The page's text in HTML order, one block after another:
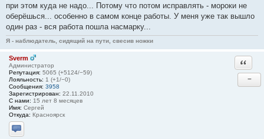
при этом куда не надо... Потому что потом исправлять - мороки не
оберёшься... особенно в самом конце работы. У меня уже так вышло
один раз - вся работа пошла насмарку...
Я - наблюдатель, сидящий на пути, свесив ножки
Sverm
Администратор
Репутация: 5065 (+5124/−59)
Лояльность: 1 (+1/−0)
Сообщения: 3958
Зарегистрирован: 22.11.2010
С нами: 15 лет 8 месяцев
Имя: Сергей
Откуда: Красноярск
Отправить личное сообщение
−